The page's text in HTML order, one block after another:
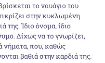
το ναυάγιο του
στην κυκλωμένη
της. Ίδιο όνομα, ίδιο
Δίχως να το γνωρίζει,
νήματα, που, καθώς
βαθιά στην καρδιά της.